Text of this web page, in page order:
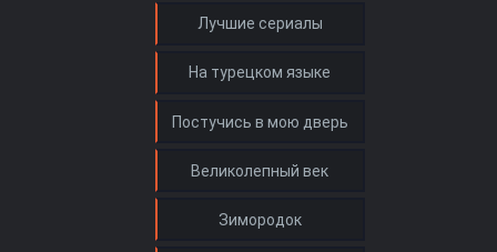
Лучшие сериалы
На турецком языке